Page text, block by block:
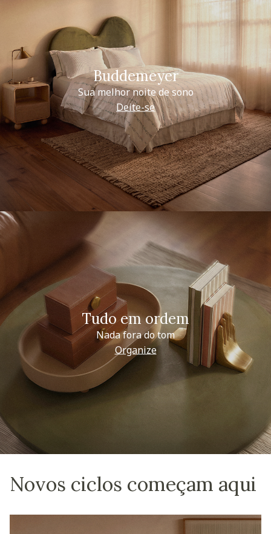
Buddemeyer
Sua melhor noite de sono
Deite-se
Tudo em ordem
Nada fora do tom
Organize
Novos ciclos começam aqui